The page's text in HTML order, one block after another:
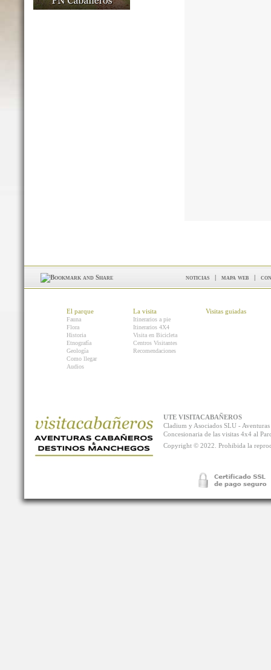
noticias | mapa web |
El parque
Fauna
Flora
Historia
Etnografía
Geología
Como llegar
Audios
La visita
Itinerarios a pie
Itinerarios 4X4
Visita en Bicicleta
Centros Visitantes
Recomendaciones
Visitas guiadas
UTE VISITACABAÑEROS
Cladium y Asociados SLU -
Concesionaria de las visitas 4x4 al
Copyright © 2022. Prohibida la